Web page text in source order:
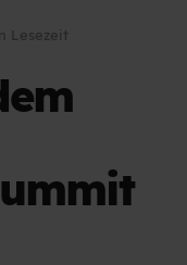
Lesezeit